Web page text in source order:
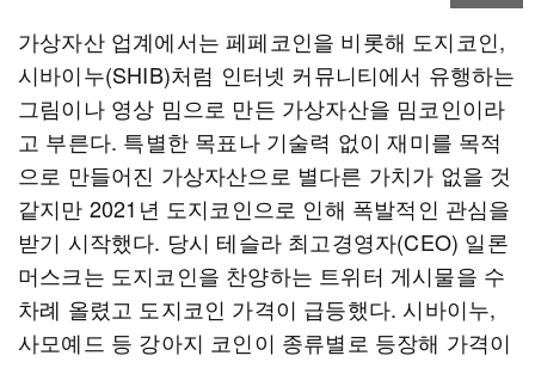
가상자산 업계에서는 페페코인을 비롯해 도지코인,
시바이누(SHIB)처럼 인터넷 커뮤니티에서 유행하는
그림이나 영상 밈으로 만든 가상자산을 밈코인이라
고 부른다. 특별한 목표나 기술력 없이 재미를 목적
으로 만들어진 가상자산으로 별다른 가치가 없을 것
같지만 2021년 도지코인으로 인해 폭발적인 관심을
받기 시작했다. 당시 테슬라 최고경영자(CEO) 일론
머스크는 도지코인을 찬양하는 트위터 게시물을 수
차례 올렸고 도지코인 가격이 급등했다. 시바이누,
사모예드 등 강아지 코인이 종류별로 등장해 가격이